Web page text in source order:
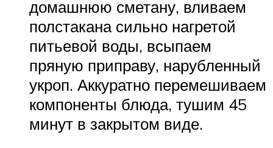
домашнюю сметану, вливаем
полстакана сильно нагретой
питьевой воды, всыпаем
пряную приправу, нарубленный
укроп. Аккуратно перемешиваем
компоненты блюда, тушим 45
минут в закрытом виде.